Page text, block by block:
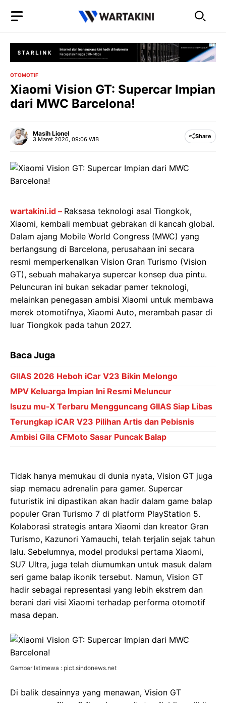
OTOMOTIF
Xiaomi Vision GT: Supercar Impian
dari MWC Barcelona!
Masih Lionel
3 Maret 2026, 09:06 WIB Share
wartakini.id – Raksasa teknologi asal Tiongkok,
Xiaomi, kembali membuat gebrakan di kancah global.
Dalam ajang Mobile World Congress (MWC) yang
berlangsung di Barcelona, perusahaan ini secara
resmi memperkenalkan Vision Gran Turismo (Vision
GT), sebuah mahakarya supercar konsep dua pintu.
Peluncuran ini bukan sekadar pamer teknologi,
melainkan penegasan ambisi Xiaomi untuk membawa
merek otomotifnya, Xiaomi Auto, merambah pasar di
luar Tiongkok pada tahun 2027.
Baca Juga
GIIAS 2026 Heboh iCar V23 Bikin Melongo
MPV Keluarga Impian Ini Resmi Meluncur
Isuzu mu-X Terbaru Mengguncang GIIAS Siap Libas
Terungkap iCAR V23 Pilihan Artis dan Pebisnis
Ambisi Gila CFMoto Sasar Puncak Balap
Tidak hanya memukau di dunia nyata, Vision GT juga
siap memacu adrenalin para gamer. Supercar
futuristik ini dipastikan akan hadir dalam game balap
populer Gran Turismo 7 di platform PlayStation 5.
Kolaborasi strategis antara Xiaomi dan kreator Gran
Turismo, Kazunori Yamauchi, telah terjalin sejak tahun
lalu. Sebelumnya, model produksi pertama Xiaomi,
SU7 Ultra, juga telah diumumkan untuk masuk dalam
seri game balap ikonik tersebut. Namun, Vision GT
hadir sebagai representasi yang lebih ekstrem dan
berani dari visi Xiaomi terhadap performa otomotif
masa depan.
Gambar Istimewa : pict.sindonews.net
Di balik desainnya yang menawan, Vision GT